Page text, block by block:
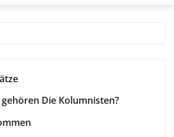
Die Kolumnisten?